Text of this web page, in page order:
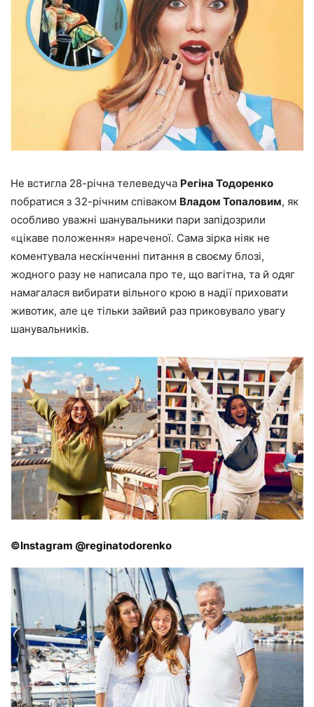
Не встигла 28-річна телеведуча Регіна Тодоренко
побратися з 32-річним співаком Владом Топаловим, як
особливо уважні шанувальники пари запідозрили
«цікаве положення» нареченої. Сама зірка ніяк не
коментувала нескінченні питання в своєму блозі,
жодного разу не написала про те, що вагітна, та й одяг
намагалася вибирати вільного крою в надії приховати
животик, але це тільки зайвий раз приковувало увагу
шанувальників.
©Instagram @reginatodorenko